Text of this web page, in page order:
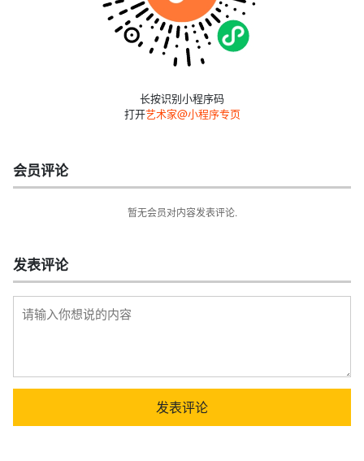
长按识别小程序码
打开艺术家@小程序专页
会员评论
暂无会员对内容发表评论.
发表评论